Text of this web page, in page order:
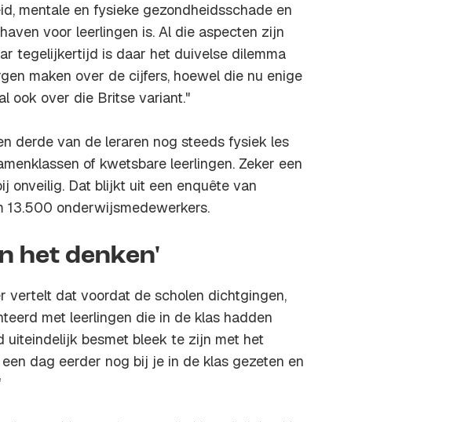
mentale en fysieke gezondheidsschade en
voor leerlingen is. Al die aspecten zijn
tegelijkertijd is daar het duivelse dilemma
maken over de cijfers, hoewel die nu enige
ook over die Britse variant."
derde van de leraren nog steeds fysiek les
of kwetsbare leerlingen. Zeker een
onveilig. Dat blijkt uit een enquête van
13.500 onderwijsmedewerkers.
het denken'
vertelt dat voordat de scholen dichtgingen,
met leerlingen die in de klas hadden
uiteindelijk besmet bleek te zijn met het
dag eerder nog bij je in de klas gezeten en